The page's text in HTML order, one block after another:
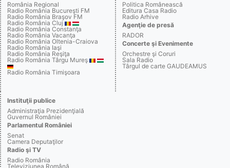
România Regional
Radio România Bucureşti FM
Radio România Braşov FM
Radio România Cluj
Radio România Constanţa
Radio România Vacanţa
Radio România Oltenia-Craiova
Radio România Iaşi
Radio România Reşiţa
Radio România Târgu Mureş
Radio România Timişoara
Politica Românească
Editura Casa Radio
Radio Arhive
Agenţie de presă
RADOR
Concerte şi Evenimente
Orchestre şi Coruri
Sala Radio
Târgul de carte GAUDEAMUS
Instituţii publice
Administraţia Prezidenţială
Guvernul României
Parlamentul României
Senat
Camera Deputaţilor
Radio şi TV
Radio România
Televiziunea Română